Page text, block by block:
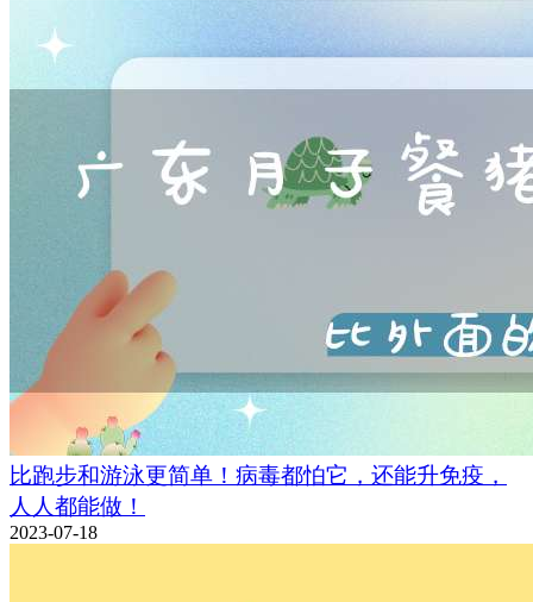
比跑步和游泳更简单！病毒都怕它，还能升免疫，
人人都能做！
2023-07-18